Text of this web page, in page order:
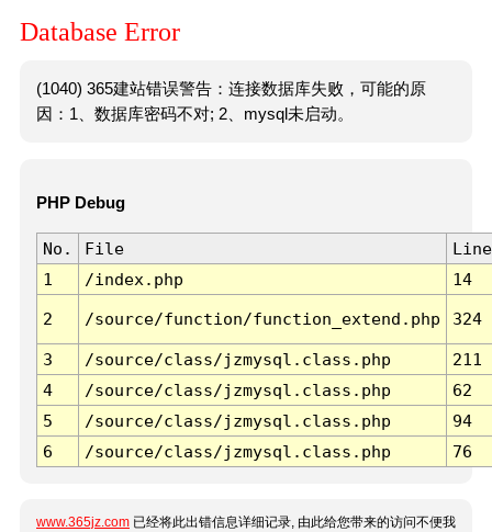
Database Error
(1040) 365建站错误警告：连接数据库失败，可能的原
因：1、数据库密码不对; 2、mysql未启动。
PHP Debug
No. File
Line
1
/index.php 14
2 /source/function/function_extend.php 324
3 /source/class/jzmysql.class.php
211
4
/source/class/jzmysql.class.php
62
5
/source/class/jzmysql.class.php
94
6
/source/class/jzmysql.class.php 76
www.365jz.com 已经将此出错信息详细记录, 由此给您带来的访问不便我